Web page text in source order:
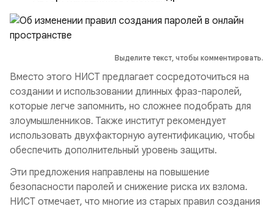
Выделите текст, чтобы комментировать.
Вместо этого НИСТ предлагает сосредоточиться на
создании и использовании длинных фраз-паролей,
которые легче запомнить, но сложнее подобрать для
злоумышленников. Также институт рекомендует
использовать двухфакторную аутентификацию, чтобы
обеспечить дополнительный уровень защиты.
Эти предложения направлены на повышение
безопасности паролей и снижение риска их взлома.
НИСТ отмечает, что многие из старых правил создания